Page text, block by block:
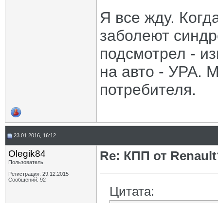
Я все жду.
заболеют
подсмотрел -
на авто - УРА.
потребителя.
23.01.2016, 16:12
Olegik84
Пользователь
Регистрация: 29.12.2015
Сообщений: 92
Re: КПП от
Цитата: